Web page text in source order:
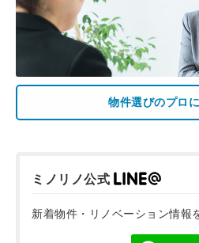
物件選びのプロ
ミノリノ公式
新着物件・リノベーション情報